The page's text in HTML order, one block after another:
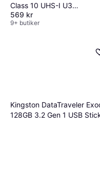
Class 10 UHS-I U3
900/600MB/s 256GB
569 kr
9+ butiker
Kingston DataTraveler
128GB 3.2 Gen 1 USB